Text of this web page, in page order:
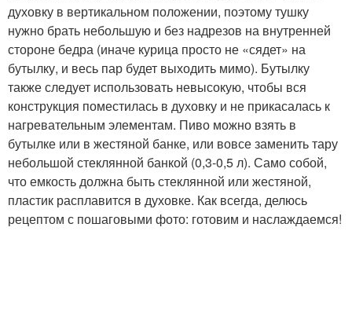
духовку в вертикальном положении, поэтому тушку
нужно брать небольшую и без надрезов на внутренней
стороне бедра (иначе курица просто не «сядет» на
бутылку, и весь пар будет выходить мимо). Бутылку
также следует использовать невысокую, чтобы вся
конструкция поместилась в духовку и не прикасалась к
нагревательным элементам. Пиво можно взять в
бутылке или в жестяной банке, или вовсе заменить тару
небольшой стеклянной банкой (0,3-0,5 л). Само собой,
что емкость должна быть стеклянной или жестяной,
пластик расплавится в духовке. Как всегда, делюсь
рецептом с пошаговыми фото: готовим и наслаждаемся!